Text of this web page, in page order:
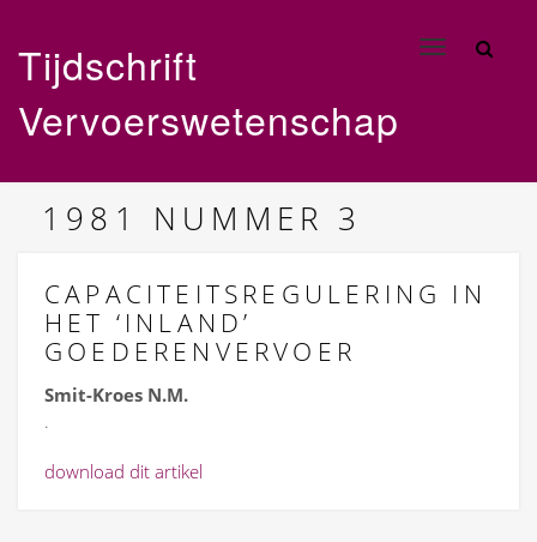
Toggle
Tijdschrift
Vervoerswetenschap
1981 NUMMER 3
CAPACITEITSREGULERING IN
HET ‘INLAND’
GOEDERENVERVOER
Smit-Kroes N.M.
.
download dit artikel